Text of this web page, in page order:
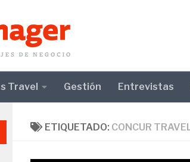
Travel Gestión Entrevistas
ETIQUETADO: CONCUR